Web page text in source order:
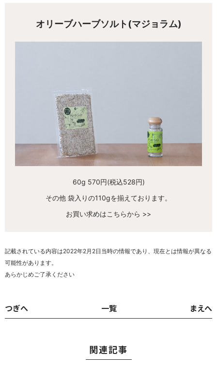
オリーブハーブソルト(マジョラム)
60g 570円(税込528円)
その他 袋入りの110gを揃えております。
お買い求めはこちらから >>
記載されている内容は2022年2月2日当時の情報であり、現在とは情報が異なる
可能性があります。
あらかじめご了承ください
つぎへ 一覧 まえへ
関連記事